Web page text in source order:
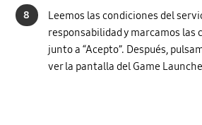
8
Leemos las condiciones del
responsabilidad y marcamos las
junto a “Acepto”. Después,
ver la pantalla del Game